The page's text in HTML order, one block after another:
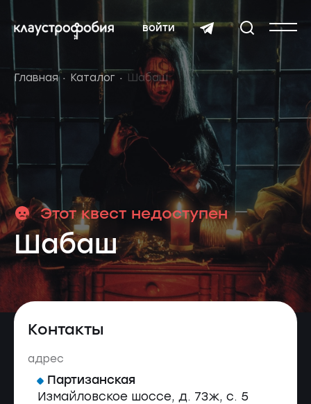
войти
Главная Каталог Шабаш
Этот квест недоступен
Шабаш
Контакты
адрес
Партизанская
Измайловское шоссе, д. 73ж, с. 5